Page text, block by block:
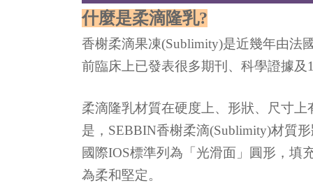
什麼是柔滴隆乳?
香榭柔滴果凍(Sublimity)是近幾年由法
前臨床上已發表很多期刊、科學證據
柔滴隆乳材質在硬度上、形狀、尺寸
是，SEBBIN香榭柔滴(Sublimity)材質
國際IOS標準列為「光滑面」圓形，填
為柔和堅定。